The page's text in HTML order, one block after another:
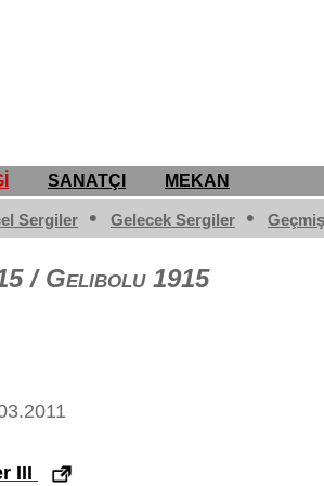
SANATÇI MEKAN
Sergiler • Gelecek Sergiler •
/ Gelibolu 1915
III